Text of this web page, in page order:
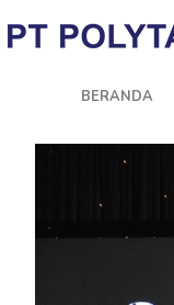
BERANDA